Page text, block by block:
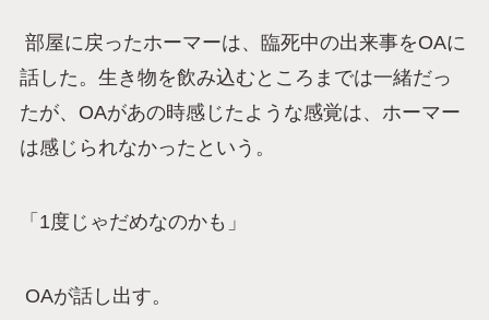
部屋に戻ったホーマーは、臨死中の出来事をOAに
話した。生き物を飲み込むところまでは一緒だっ
たが、OAがあの時感じたような感覚は、ホーマー
は感じられなかったという。
「1度じゃだめなのかも」
OAが話し出す。